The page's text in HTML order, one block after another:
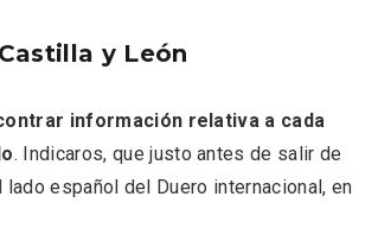
y León
información relativa a cada
. Indicaros, que justo antes de salir de
español del Duero internacional, en